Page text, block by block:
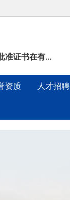
准证书在有...
资质 人才招聘